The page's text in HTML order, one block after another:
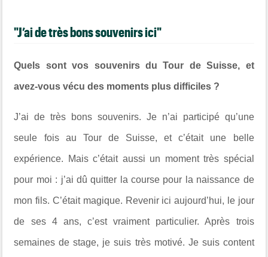
"J’ai de très bons souvenirs ici"
Quels sont vos souvenirs du Tour de Suisse, et
avez-vous vécu des moments plus difficiles ?
J’ai de très bons souvenirs. Je n’ai participé qu’une
seule fois au Tour de Suisse, et c’était une belle
expérience. Mais c’était aussi un moment très spécial
pour moi : j’ai dû quitter la course pour la naissance de
mon fils. C’était magique. Revenir ici aujourd’hui, le jour
de ses 4 ans, c’est vraiment particulier. Après trois
semaines de stage, je suis très motivé. Je suis content